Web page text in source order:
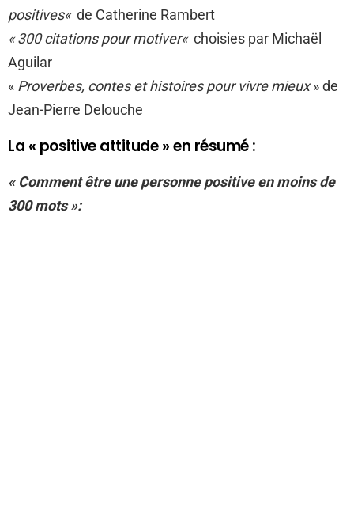
positives« de Catherine Rambert
« 300 citations pour motiver« choisies par Michaël
Aguilar
« Proverbes, contes et histoires pour vivre mieux» de
Jean-Pierre Delouche
La « positive attitude » en résumé :
« Comment être une personne positive en moins de
300 mots »: